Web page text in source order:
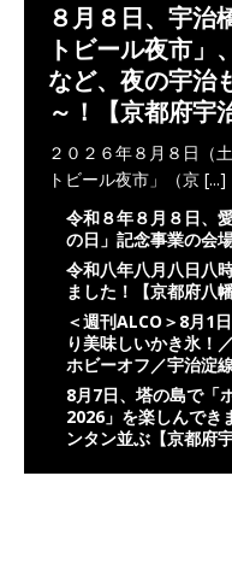
８月８日、宇治
トビール夜市」
など、夜の宇治
～！【京都府宇
２０２６年８月８日（
トビール夜市」（京 [...]
令和８年８月８日、
の日」記念事業の会
令和八年八月八日八
ました！【京都府八幡
＜週刊ALCO＞8月1
り美味しいかき氷！
ホビーオフ／宇治淀
8月7日、塔の島で「
2026」を楽しんでき
ンタン並ぶ【京都府宇